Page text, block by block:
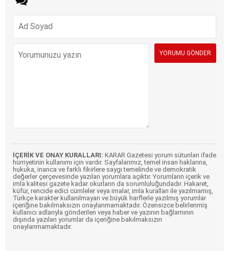
İÇERİK VE ONAY KURALLARI: KARAR Gazetesi yorum sütunları ifade
hürriyetinin kullanımı için vardır. Sayfalarımız, temel insan haklarına,
hukuka, inanca ve farklı fikirlere saygı temelinde ve demokratik
değerler çerçevesinde yazılan yorumlara açıktır. Yorumların içerik ve
imla kalitesi gazete kadar okurların da sorumluluğundadır. Hakaret,
küfür, rencide edici cümleler veya imalar, imla kuralları ile yazılmamış,
Türkçe karakter kullanılmayan ve büyük harflerle yazılmış yorumlar
içeriğine bakılmaksızın onaylanmamaktadır. Özensizce belirlenmiş
kullanıcı adlarıyla gönderilen veya haber ve yazının bağlamının
dışında yazılan yorumlar da içeriğine bakılmaksızın
onaylanmamaktadır.